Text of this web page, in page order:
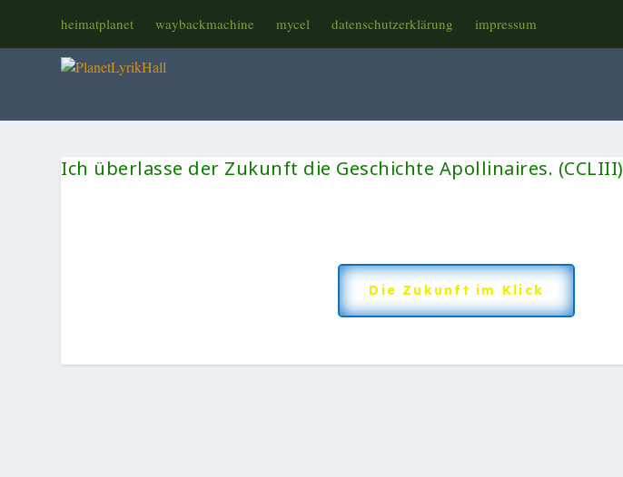
heimatplanet waybackmachine mycel datenschutzerklärung impressum
Ich überlasse der Zukunft die Geschichte Apollinaires. (CCLIII)
Die Zukunft im Klick